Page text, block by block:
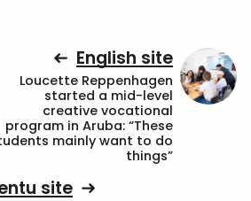
English site
Loucette Reppenhagen
started a mid-level
creative vocational
program in Aruba: “These
mainly want to do
things”
site